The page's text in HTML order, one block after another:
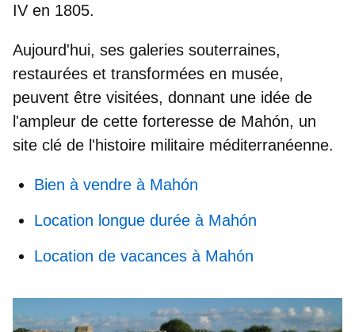
IV en 1805.
Aujourd'hui, ses galeries souterraines,
restaurées et transformées en musée,
peuvent être visitées, donnant une idée de
l'ampleur de cette forteresse de Mahón, un
site clé de l'histoire militaire méditerranéenne.
Bien à vendre à Mahón
Location longue durée à Mahón
Location de vacances à Mahón